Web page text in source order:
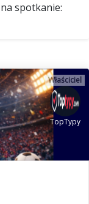
spotkanie:
Właściciel
TopTypy